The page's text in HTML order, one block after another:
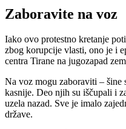
Zaboravite na voz
Iako ovo protestno kretanje
zbog korupcije vlasti, ono je i
centra Tirane na jugozapad
Na voz mogu zaboraviti – šine
kasnije. Deo njih su iščupali i
uzela nazad. Sve je imalo
države.